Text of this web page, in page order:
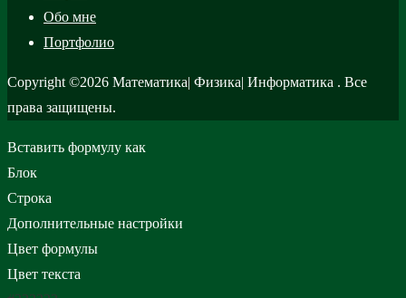
Обо мне
Портфолио
Copyright ©2026 Математика| Физика| Информатика . Все
права защищены.
Вставить формулу как
Блок
Строка
Дополнительные настройки
Цвет формулы
Цвет текста